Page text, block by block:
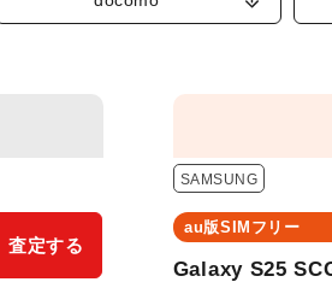
査定する
SAMSUNG
au版SIMフリー
Galaxy S25